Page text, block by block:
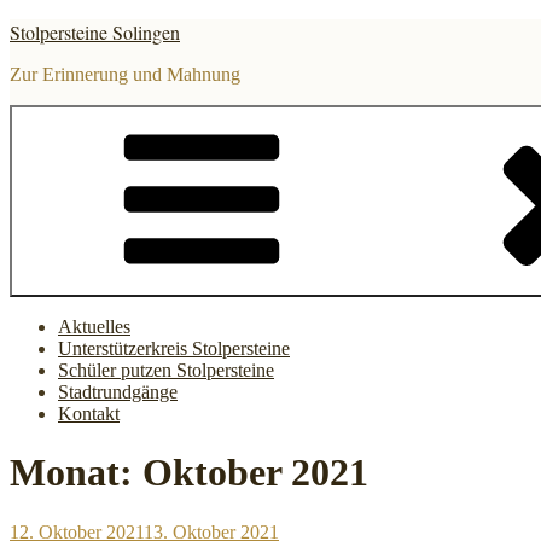
Zum
Inhalt
springen
Stolpersteine Solingen
Zur Erinnerung und Mahnung
Aktuelles
Unterstützerkreis Stolpersteine
Schüler putzen Stolpersteine
Stadtrundgänge
Kontakt
Monat: Oktober 2021
Veröffentlicht
12. Oktober 202113. Oktober 2021